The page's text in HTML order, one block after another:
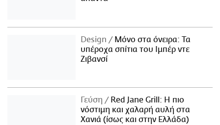
Design
Μόνο στα όνειρα: Τα
υπέροχα σπίτια του Ιμπέρ ντε
Ζιβανσί
Γεύση
Red Jane Grill: Η πιο
νόστιμη και χαλαρή αυλή στα
Χανιά (ίσως και στην Ελλάδα)